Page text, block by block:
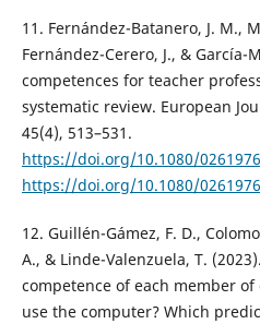
11. Fernández-Batanero, J. M.,
Fernández-Cerero, J., &
competences for teacher
systematic review. European
45(4), 513–531.
https://doi.org/10.1080/
https://doi.org/10.1080/
12. Guillén-Gámez, F. D.,
A., & Linde-Valenzuela, T.
competence of each member
use the computer? Which